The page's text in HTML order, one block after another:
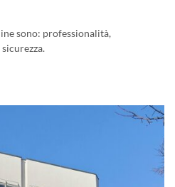
sono: professionalità,